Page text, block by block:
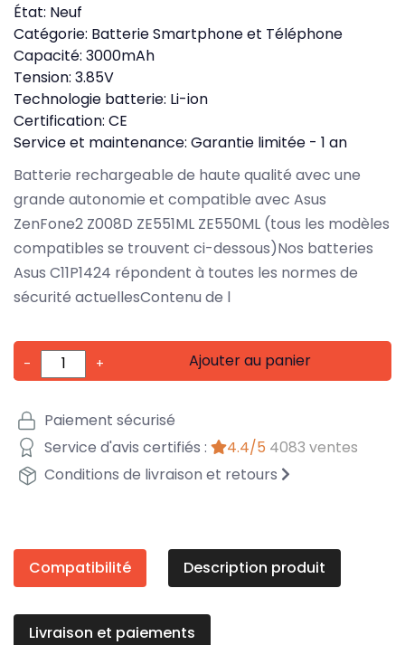
État: Neuf
Catégorie: Batterie Smartphone et Téléphone
Capacité: 3000mAh
Tension: 3.85V
Technologie batterie: Li-ion
Certification: CE
Service et maintenance: Garantie limitée - 1 an
Batterie rechargeable de haute qualité avec une
grande autonomie et compatible avec Asus
ZenFone2 Z008D ZE551ML ZE550ML (tous les modèles
compatibles se trouvent ci-dessous)Nos batteries
Asus C11P1424 répondent à toutes les normes de
sécurité actuellesContenu de l
- + Ajouter au panier
Paiement sécurisé
Service d'avis certifiés :
4.4/5 4083 ventes
Conditions de livraison et retours
Compatibilité Description produit
Livraison et paiements